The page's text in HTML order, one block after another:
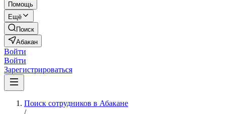
Помощь
Ещё
Поиск
Абакан
Войти
Войти
Зарегистрироваться
Поиск сотрудников в Абакане
/